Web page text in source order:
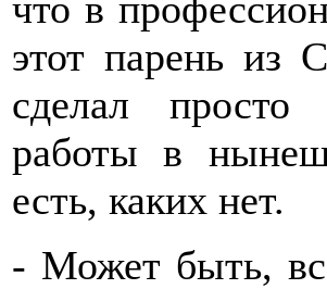
этот парень из
сделал просто
работы в
есть, каких нет.
- Может быть,